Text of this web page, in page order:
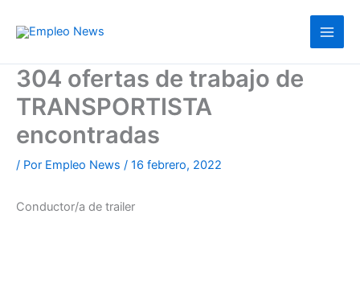
304 ofertas de trabajo de
TRANSPORTISTA
encontradas
/ Por Empleo News / 16 febrero, 2022
Conductor/a de trailer